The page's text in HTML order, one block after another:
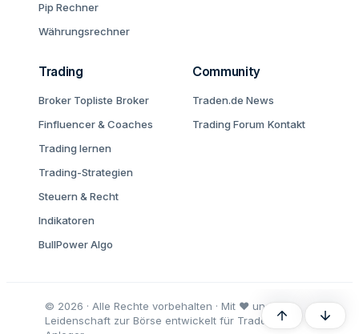
Pip Rechner
Währungsrechner
Trading
Broker Topliste Broker
Finfluencer & Coaches
Trading lernen
Trading-Strategien
Steuern & Recht
Indikatoren
BullPower Algo
Community
Traden.de News
Trading Forum Kontakt
© 2026 · Alle Rechte vorbehalten · Mit ♥ und
Leidenschaft zur Börse entwickelt für Trader undOben Unten